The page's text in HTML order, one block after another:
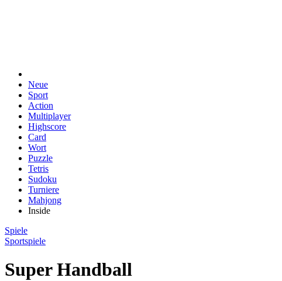
Neue
Sport
Action
Multiplayer
Highscore
Card
Wort
Puzzle
Tetris
Sudoku
Turniere
Mahjong
Inside
Spiele
Sportspiele
Super Handball